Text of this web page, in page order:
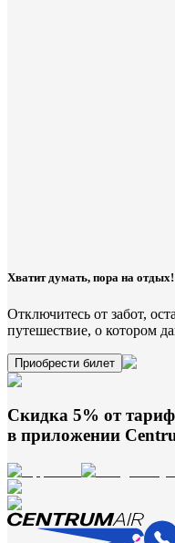
Хватит думать, пора на отдых!
Отключитесь от забот,
путешествие, о котором
Приобрести билет
Скидка 5% от
в приложении